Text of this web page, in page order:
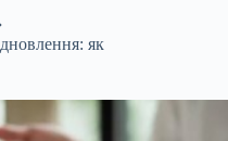
як